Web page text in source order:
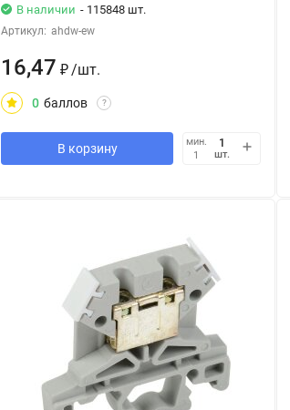
В наличии - 115848 шт.
Артикул: ahdw-ew
16,47 ₽/шт.
0 баллов ?
В корзину
мин.
1
шт.